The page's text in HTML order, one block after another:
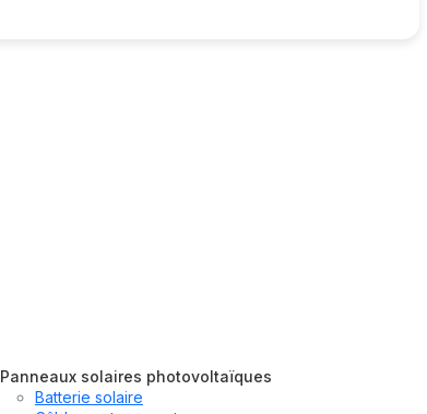
Panneaux solaires photovoltaïques
Batterie solaire